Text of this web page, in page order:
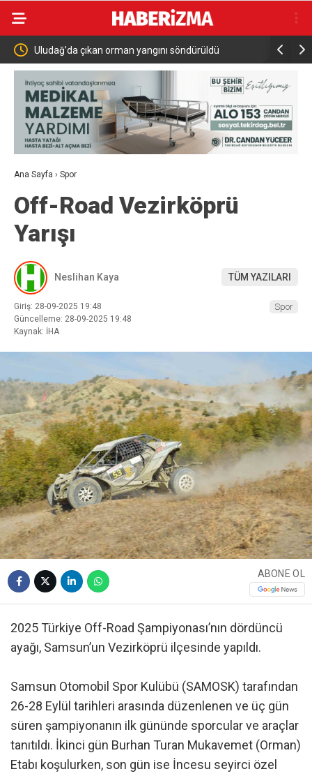
söndürüldü MGK 6 Ağustos 2026 Toplantısında Bölgesel
Ana Sayfa › Spor
Off-Road Vezirköprü
Yarışı
Neslihan Kaya TÜM YAZILARI
Giriş: 28-09-2025 19:48
Güncelleme: 28-09-2025 19:48
Kaynak: İHA
Spor
ABONE OL
2025 Türkiye Off-Road Şampiyonası’nın dördüncü
ayağı, Samsun’un Vezirköprü ilçesinde yapıldı.
Samsun Otomobil Spor Kulübü (SAMOSK) tarafından
26-28 Eylül tarihleri arasında düzenlenen ve üç gün
süren şampiyonanın ilk gününde sporcular ve araçlar
tanıtıldı. İkinci gün Burhan Turan Mukavemet (Orman)
Etabı koşulurken, son gün ise İncesu seyirci özel